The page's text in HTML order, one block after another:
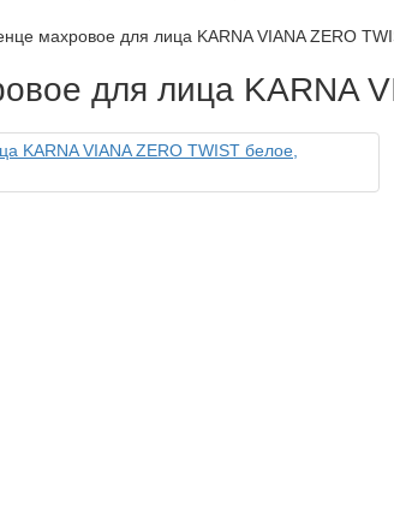
махровое для лица KARNA VIANA ZERO
для лица KARNA